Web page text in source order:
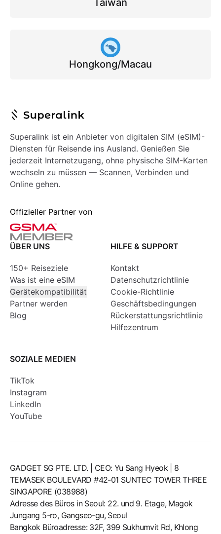
Taiwan
Hongkong/Macau
Superalink ist ein Anbieter von digitalen SIM (eSIM)-
Diensten für Reisende ins Ausland. Genießen Sie
jederzeit Internetzugang, ohne physische SIM-Karten
wechseln zu müssen — Scannen, Verbinden und
Online gehen.
Offizieller Partner von
ÜBER UNS
150+ Reiseziele
Was ist eine eSIM
Gerätekompatibilität
Partner werden
Blog
HILFE & SUPPORT
Kontakt
Datenschutzrichtlinie
Cookie-Richtlinie
Geschäftsbedingungen
Rückerstattungsrichtlinie
Hilfezentrum
SOZIALE MEDIEN
TikTok
Instagram
LinkedIn
YouTube
GADGET SG PTE. LTD. | CEO: Yu Sang Hyeok | 8
TEMASEK BOULEVARD #42-01 SUNTEC TOWER THREE
SINGAPORE (038988)
Adresse des Büros in Seoul: 22. und 9. Etage, Magok
Jungang 5-ro, Gangseo-gu, Seoul
Bangkok Büroadresse: 32F, 399 Sukhumvit Rd, Khlong